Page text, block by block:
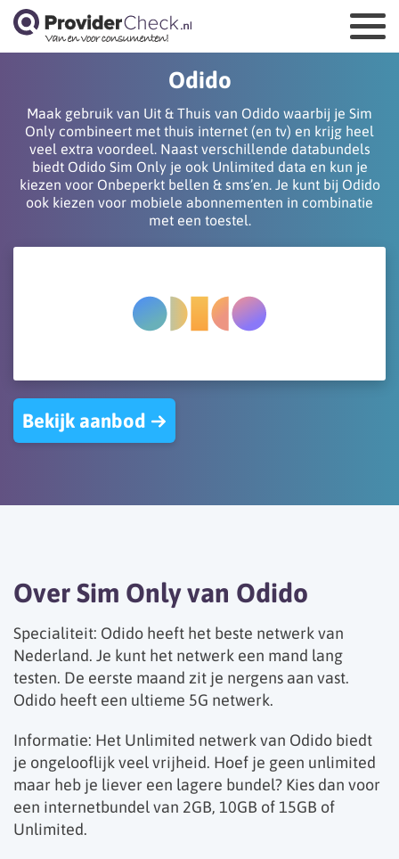
Odido
Maak gebruik van Uit & Thuis van Odido waarbij je Sim
Only combineert met thuis internet (en tv) en krijg heel
veel extra voordeel. Naast verschillende databundels
biedt Odido Sim Only je ook Unlimited data en kun je
kiezen voor Onbeperkt bellen & sms’en. Je kunt bij Odido
ook kiezen voor mobiele abonnementen in combinatie
met een toestel.
Bekijk aanbod
Over Sim Only van Odido
Specialiteit: Odido heeft het beste netwerk van
Nederland. Je kunt het netwerk een mand lang
testen. De eerste maand zit je nergens aan vast.
Odido heeft een ultieme 5G netwerk.
Informatie: Het Unlimited netwerk van Odido biedt
je ongelooflijk veel vrijheid. Hoef je geen unlimited
maar heb je liever een lagere bundel? Kies dan voor
een internetbundel van 2GB, 10GB of 15GB of
Unlimited.